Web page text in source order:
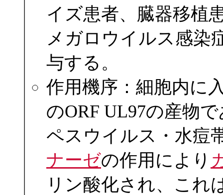
イズ患者、臓器移植
メガロウイルス感染
与する。
作用機序：細胞内に
のORF UL97の産物
ペスウイルス・水痘
ナーゼの作用により
リン酸化され、これ